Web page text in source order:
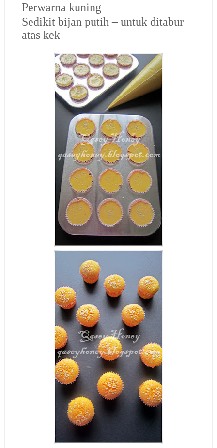
Perwarna kuning
Sedikit bijan putih – untuk ditabur
atas kek